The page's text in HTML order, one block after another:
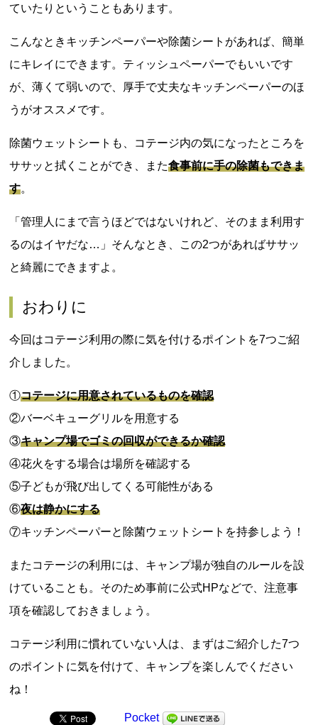
ていたりということもあります。
こんなときキッチンペーパーや除菌シートがあれば、簡単
にキレイにできます。ティッシュペーパーでもいいです
が、薄くて弱いので、厚手で丈夫なキッチンペーパーのほ
うがオススメです。
除菌ウェットシートも、コテージ内の気になったところを
ササッと拭くことができ、また食事前に手の除菌もできま
す。
「管理人にまで言うほどではないけれど、そのまま利用す
るのはイヤだな…」そんなとき、この2つがあればササッ
と綺麗にできますよ。
おわりに
今回はコテージ利用の際に気を付けるポイントを7つご紹
介しました。
①コテージに用意されているものを確認
②バーベキューグリルを用意する
③キャンプ場でゴミの回収ができるか確認
④花火をする場合は場所を確認する
⑤子どもが飛び出してくる可能性がある
⑥夜は静かにする
⑦キッチンペーパーと除菌ウェットシートを持参しよう！
またコテージの利用には、キャンプ場が独自のルールを設
けていることも。そのため事前に公式HPなどで、注意事
項を確認しておきましょう。
コテージ利用に慣れていない人は、まずはご紹介した7つ
のポイントに気を付けて、キャンプを楽しんでください
ね！
Pocket